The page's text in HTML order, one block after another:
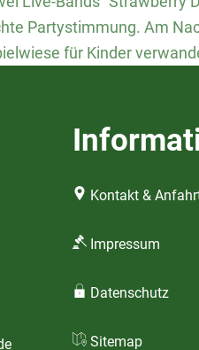
Partystimmung. Am
für Kinder
Kontakt &
Impressum
Datenschutz
Sitemap